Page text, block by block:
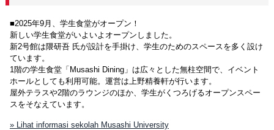
■2025年9月、学生食堂がオープン！
新しい学生食堂がいよいよオープンしました。
新2号館は隈研吾 氏が設計を手掛け、学生のためのスペースを多く設け
ています。
1階の学生食堂「Musashi Dining」は広々とした無柱空間で、イベント
ホールとしても利用可能。運営は上野精養軒が行います。
屋外テラスや2階のラウンジのほか、学生がくつろげるオープンスペー
スをそなえています。
» Lihat informasi sekolah Musashi University